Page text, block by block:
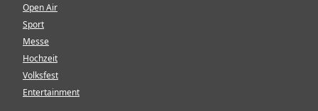
Open Air
Sport
Messe
Hochzeit
Volksfest
Entertainment